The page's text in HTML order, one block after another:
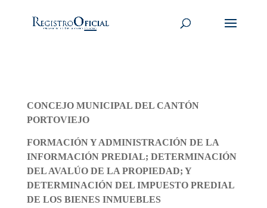
CONCEJO MUNICIPAL DEL CANTÓN
PORTOVIEJO
FORMACIÓN Y ADMINISTRACIÓN DE LA
INFORMACIÓN PREDIAL; DETERMINACIÓN
DEL AVALÚO DE LA PROPIEDAD; Y
DETERMINACIÓN DEL IMPUESTO PREDIAL
DE LOS BIENES INMUEBLES